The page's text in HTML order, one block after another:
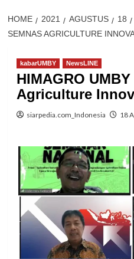
HOME 2021 AGUSTUS 18
SEMNAS AGRICULTURE
kabarUMBY NewsLINE
HIMAGRO
Agriculture
siarpedia.com_Indonesia 18